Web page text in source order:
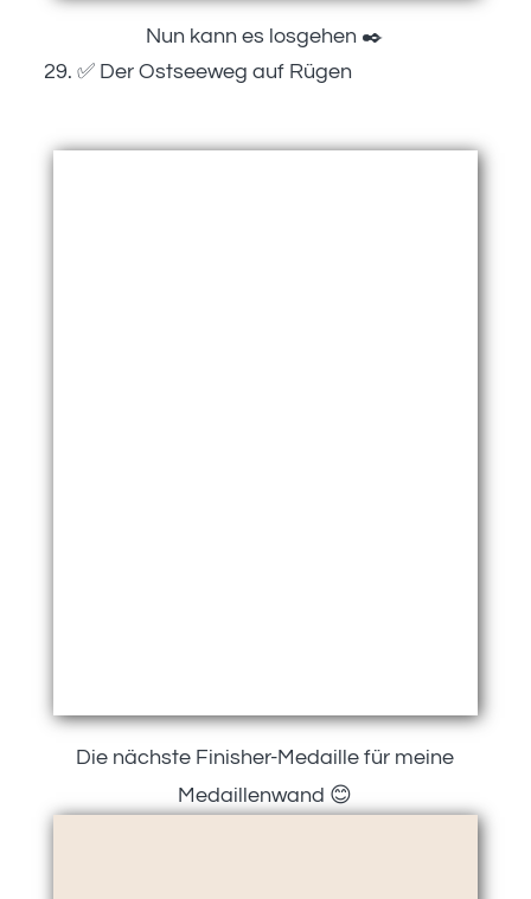
Nun kann es losgehen ✒️
✅ Der Ostseeweg auf Rügen
Die nächste Finisher-Medaille für meine
Medaillenwand 😊